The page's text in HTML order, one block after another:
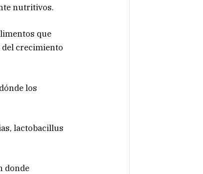
nutritivos.
que
crecimiento
los
lactobacillus
donde